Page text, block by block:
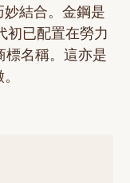
結合。金鋼是
初已配置在勞力
標名稱。這亦是